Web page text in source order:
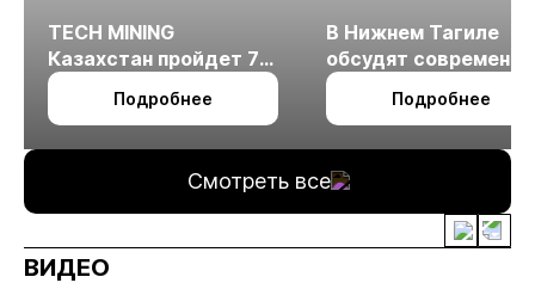
TECH MINING
Казахстан пройдет 7
октября в Алматы
Подробнее
В Нижнем Тагиле
обсудят
технологии
измельчения
Подробнее
Смотреть все
ВИДЕО